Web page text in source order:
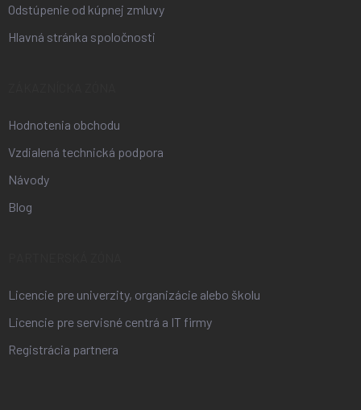
Odstúpenie od kúpnej zmluvy
Hlavná stránka spoločnosti
Hodnotenia obchodu
Vzdialená technická podpora
Návody
Blog
Licencie pre univerzity, organizácie alebo školu
Licencie pre servisné centrá a IT firmy
Registrácia partnera